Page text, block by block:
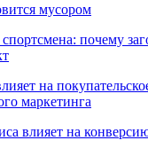
мусором
почему
на
маркетинга
влияет на